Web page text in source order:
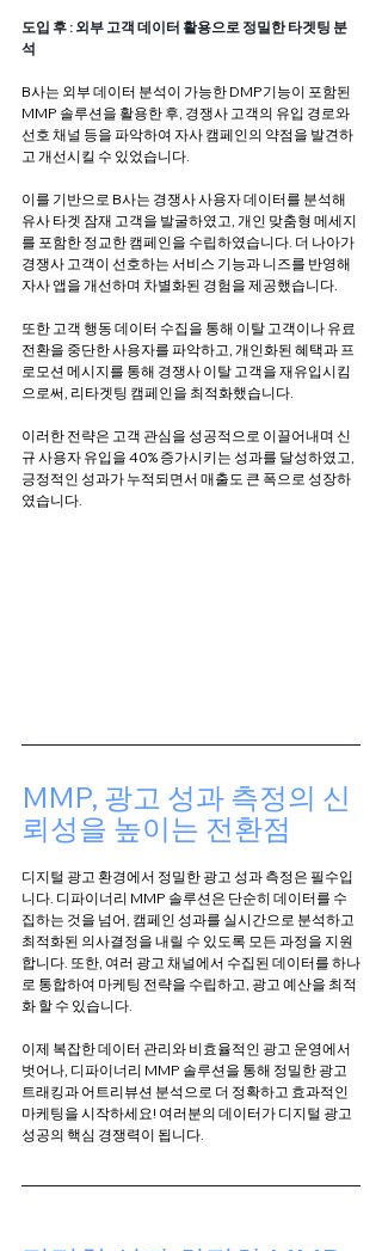
도입 후 : 외부 고객 데이터 활용으로 정밀한 타겟팅 분
석
B사는 외부 데이터 분석이 가능한 DMP기능이 포함된
MMP 솔루션을 활용한 후, 경쟁사 고객의 유입 경로와
선호 채널 등을 파악하여 자사 캠페인의 약점을 발견하
고 개선시킬 수 있었습니다.
이를 기반으로 B사는 경쟁사 사용자 데이터를 분석해
유사 타겟 잠재 고객을 발굴하였고, 개인 맞춤형 메세지
를 포함한 정교한 캠페인을 수립하였습니다. 더 나아가
경쟁사 고객이 선호하는 서비스 기능과 니즈를 반영해
자사 앱을 개선하며 차별화된 경험을 제공했습니다.
또한 고객 행동 데이터 수집을 통해 이탈 고객이나 유료
전환을 중단한 사용자를 파악하고, 개인화된 혜택과 프
로모션 메시지를 통해 경쟁사 이탈 고객을 재유입시킴
으로써, 리타겟팅 캠페인을 최적화했습니다.
이러한 전략은 고객 관심을 성공적으로 이끌어내며 신
규 사용자 유입을 40% 증가시키는 성과를 달성하였고,
긍정적인 성과가 누적되면서 매출도 큰 폭으로 성장하
였습니다.
MMP, 광고 성과 측정의 신
뢰성을 높이는 전환점
디지털 광고 환경에서 정밀한 광고 성과 측정은 필수입
니다. 디파이너리 MMP 솔루션은 단순히 데이터를 수
집하는 것을 넘어, 캠페인 성과를 실시간으로 분석하고
최적화된 의사결정을 내릴 수 있도록 모든 과정을 지원
합니다. 또한, 여러 광고 채널에서 수집된 데이터를 하나
로 통합하여 마케팅 전략을 수립하고, 광고 예산을 최적
화 할 수 있습니다.
이제 복잡한 데이터 관리와 비효율적인 광고 운영에서
벗어나, 디파이너리 MMP 솔루션을 통해 정밀한 광고
트래킹과 어트리뷰션 분석으로 더 정확하고 효과적인
마케팅을 시작하세요! 여러분의 데이터가 디지털 광고
성공의 핵심 경쟁력이 됩니다.